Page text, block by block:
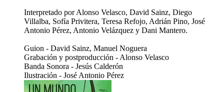
Interpretado por Alonso Velasco, David Sainz, Diego
Villalba, Sofía Privitera, Teresa Refojo, Adrián Pino, José
Antonio Pérez, Antonio Velázquez y Dani Mantero.
Guion - David Sainz, Manuel Noguera
Grabación y postproducción - Alonso Velasco
Banda Sonora - Jesús Calderón
Ilustración - José Antonio Pérez